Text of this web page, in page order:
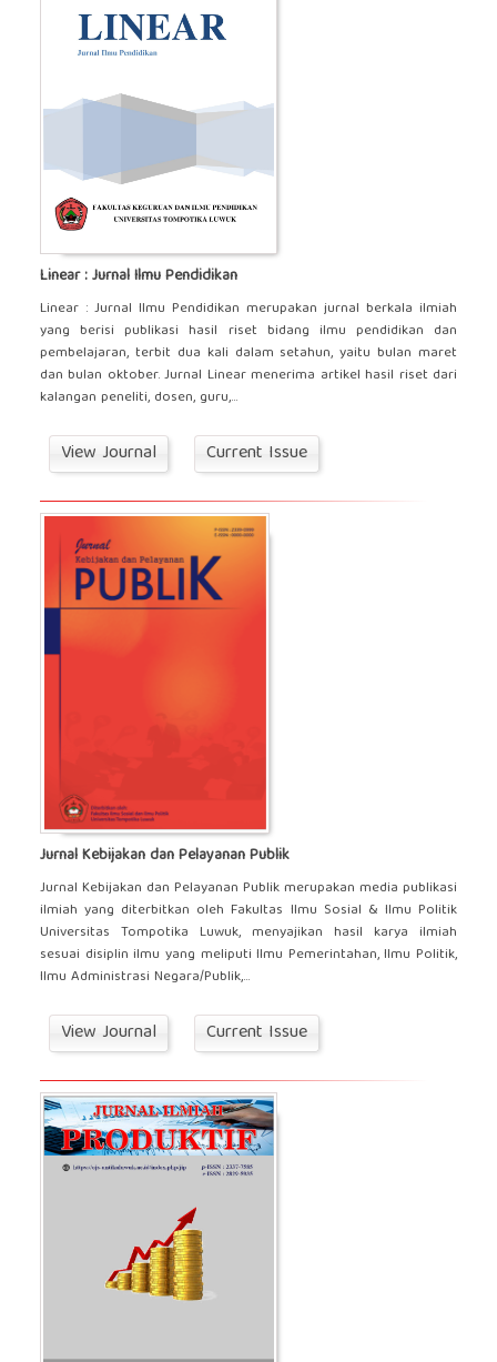
Linear : Jurnal Ilmu Pendidikan
Linear : Jurnal Ilmu Pendidikan merupakan jurnal berkala ilmiah
yang berisi publikasi hasil riset bidang ilmu pendidikan dan
pembelajaran, terbit dua kali dalam setahun, yaitu bulan maret
dan bulan oktober. Jurnal Linear menerima artikel hasil riset dari
kalangan peneliti, dosen, guru,...
View Journal Current Issue
Jurnal Kebijakan dan Pelayanan Publik
Jurnal Kebijakan dan Pelayanan Publik merupakan media publikasi
ilmiah yang diterbitkan oleh Fakultas Ilmu Sosial & Ilmu Politik
Universitas Tompotika Luwuk, menyajikan hasil karya ilmiah
sesuai disiplin ilmu yang meliputi Ilmu Pemerintahan, Ilmu Politik,
Ilmu Administrasi Negara/Publik,...
View Journal Current Issue